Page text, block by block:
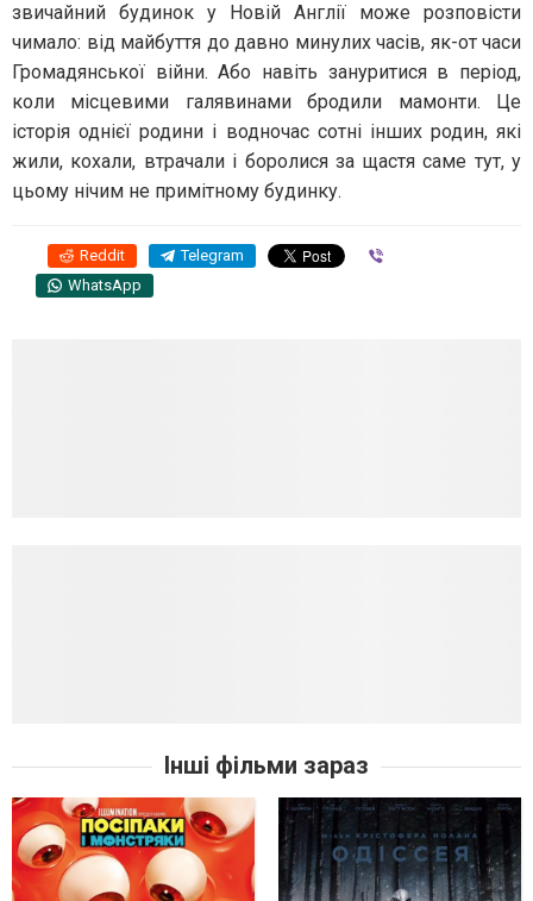
звичайний будинок у Новій Англії може розповісти
чимало: від майбуття до давно минулих часів, як-от часи
Громадянської війни. Або навіть зануритися в період,
коли місцевими галявинами бродили мамонти. Це
історія однієї родини і водночас сотні інших родин, які
жили, кохали, втрачали і боролися за щастя саме тут, у
цьому нічим не примітному будинку.
Reddit Telegram
WhatsApp
Інші фільми зараз